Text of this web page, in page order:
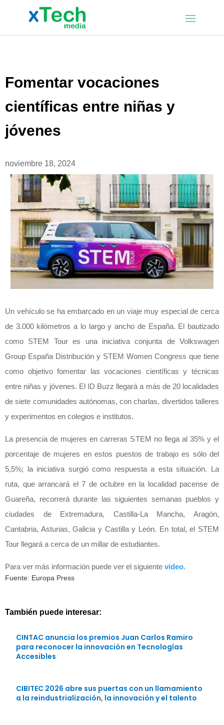
Fomentar vocaciones
científicas entre niñas y
jóvenes
noviembre 18, 2024
Un vehículo se ha embarcado en un viaje muy especial de cerca
de 3.000 kilómetros a lo largo y ancho de España. El bautizado
como STEM Tour es una iniciativa conjunta de Volkswagen
Group España Distribución y STEM Women Congress que tiene
como objetivo fomentar las vocaciones científicas y técnicas
entre niñas y jóvenes. El ID Buzz llegará a más de 20 localidades
de siete comunidades autónomas, con charlas, divertidos talleres
y experimentos en colegios e institutos.
La presencia de mujeres en carreras STEM no llega al 35% y el
porcentaje de mujeres en estos puestos de trabajo es sólo del
5,5%; la iniciativa surgió como respuesta a esta situación. La
ruta, que arrancará el 7 de octubre en la localidad pacense de
Guareña, recorrerá durante las siguientes semanas pueblos y
ciudades de Extremadura, Castilla-La Mancha, Aragón,
Cantabria, Asturias, Galicia y Castilla y León. En total, el STEM
Tour llegará a cerca de un millar de estudiantes.
Para ver más información puede ver el siguiente video.
Fuente: Europa Press
También puede interesar:
CINTAC anuncia los premios Juan Carlos Ramiro
para reconocer la innovación en Tecnologías
Accesibles
CIBITEC 2026 abre sus puertas con un llamamiento
a la reindustrialización, la innovación y el talento